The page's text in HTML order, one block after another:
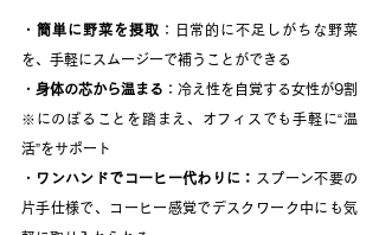
・ 簡単に野菜を摂取 ：日常的に不足しがちな野菜
を、手軽にスムージーで補うことができる
・ 身体の芯から温まる ：冷え性を自覚する女性が9割
※にのぼることを踏まえ、オフィスでも手軽に“温
活”をサポート
・ ワンハンドでコーヒー代わりに： スプーン不要の
片手仕様で、コーヒー感覚でデスクワーク中にも気